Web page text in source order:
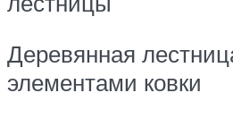
Деревянная
элементами ковки